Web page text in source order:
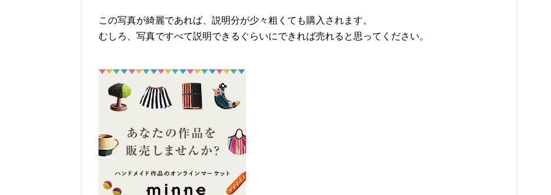
この写真が綺麗であれば、説明分が少々粗くても購入されます。
むしろ、写真ですべて説明できるぐらいにできれば売れると思ってください。